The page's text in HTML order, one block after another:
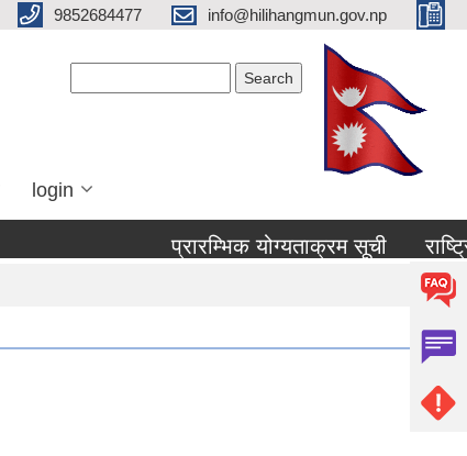
9852684477 info@hilihangmun.gov.np
login
प्रारम्भिक योग्यताक्रम सूची